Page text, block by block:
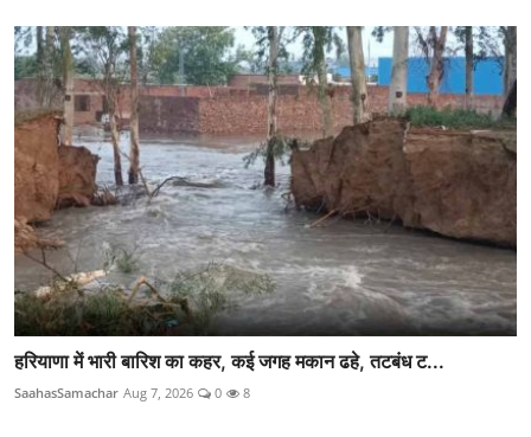
हरियाणा में भारी बारिश का कहर, कई जगह मकान ढहे, तटबंध ट...
SaahasSamachar Aug 7, 2026 0 8